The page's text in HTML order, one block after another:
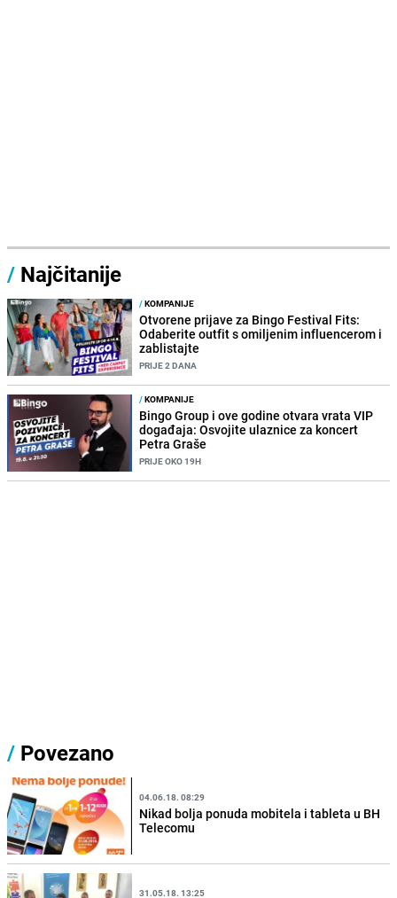
/ Najčitanije
/KOMPANIJE
Otvorene prijave za Bingo Festival Fits:
Odaberite outfit s omiljenim influencerom i
zablistajte
PRIJE 2 DANA
/KOMPANIJE
Bingo Group i ove godine otvara vrata VIP
događaja: Osvojite ulaznice za koncert
Petra Graše
PRIJE OKO 19H
/ Povezano
04.06.18. 08:29
Nikad bolja ponuda mobitela i tableta u BH
Telecomu
31.05.18. 13:25